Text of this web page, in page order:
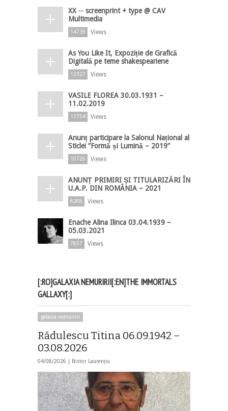
XX ─ screenprint + type @ CAV
Multimedia
14739 Views
As You Like It, Expoziție de Grafică
Digitală pe teme shakespeariene
12327 Views
VASILE FLOREA 30.03.1931 –
11.02.2019
11754 Views
Anunț participare la Salonul Național al
Sticlei ”Formă și Lumină – 2019”
10726 Views
ANUNȚ PRIMIRI ȘI TITULARIZĂRI ÎN
U.A.P. DIN ROMÂNIA – 2021
8268 Views
Enache Alina Ilinca 03.04.1939 –
05.03.2021
7857 Views
[:RO]GALAXIA NEMURIRII[:EN]THE IMMORTALS
GALLAXY[:]
galaxia nemuririi
Rădulescu Titina 06.09.1942 –
03.08.2026
04/08/2026 | Nistor Laurențiu